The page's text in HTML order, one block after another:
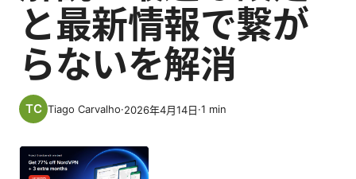
と最新情報で繋が
らないを解消
Tiago Carvalho·2026年4月14日·1 min